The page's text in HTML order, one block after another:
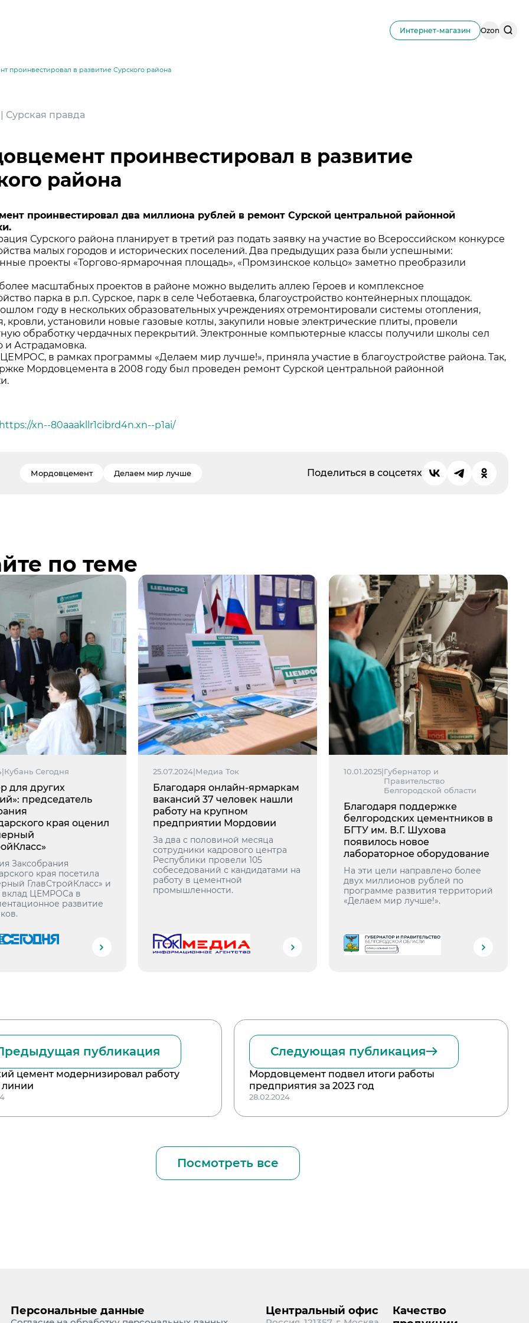
Интернет-магазин Ozon
проинвестировал в развитие Сурского района
Сурская правда
проинвестировал в развитие
района
проинвестировал два миллиона рублей в ремонт Сурской центральной районной
Сурского района планирует в третий раз подать заявку на участие во Всероссийском конкурсе
малых городов и исторических поселений. Два предыдущих раза были успешными:
проекты «Торгово-ярмарочная площадь», «Промзинское кольцо» заметно преобразили
масштабных проектов в районе можно выделить аллею Героев и комплексное
парка в р.п. Сурское, парк в селе Чеботаевка, благоустройство контейнерных площадок.
году в нескольких образовательных учреждениях отремонтировали системы отопления,
кровли, установили новые газовые котлы, закупили новые электрические плиты, провели
обработку чердачных перекрытий. Электронные компьютерные классы получили школы сел
и Астрадамовка.
в рамках программы «Делаем мир лучше!», приняла участие в благоустройстве района. Так,
Мордовцемента в 2008 году был проведен ремонт Сурской центральной районной
https://xn--80aaakllr1cibrd4n.xn--p1ai/
Мордовцемент Делаем мир лучше Поделиться в соцсетях
по теме
|Кубань Сегодня
для других
председатель
края оценил
Заксобрания
края посетила
ГлавСтройКласс» и
вклад ЦЕМРОСа в
развитие
25.07.2024|Медиа Ток
Благодаря онлайн-ярмаркам
вакансий 37 человек нашли
работу на крупном
предприятии Мордовии
За два с половиной месяца
сотрудники кадрового центра
Республики провели 105
собеседований с кандидатами на
работу в цементной
промышленности.
10.01.2025|Губернатор и
Правительство
Белгородской области
Благодаря поддержке
белгородских цементников в
БГТУ им. В.Г. Шухова
появилось новое
лабораторное оборудование
На эти цели направлено более
двух миллионов рублей по
программе развития территорий
«Делаем мир лучше!».
публикация
цемент модернизировал работу
линии
Следующая публикация
Мордовцемент подвел итоги работы
предприятия за 2023 год
28.02.2024
Посмотреть все
Персональные данные Центральный офис
Качество
Холдинга